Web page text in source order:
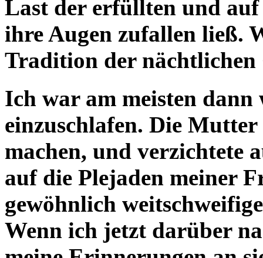
Last der erfüllten und
ihre Augen zufallen ließ.
Tradition der nächtlichen
Ich war am meisten dann
einzuschlafen. Die
machen, und verzichtete
auf die Plejaden meiner
gewöhnlich
Wenn ich jetzt darüber